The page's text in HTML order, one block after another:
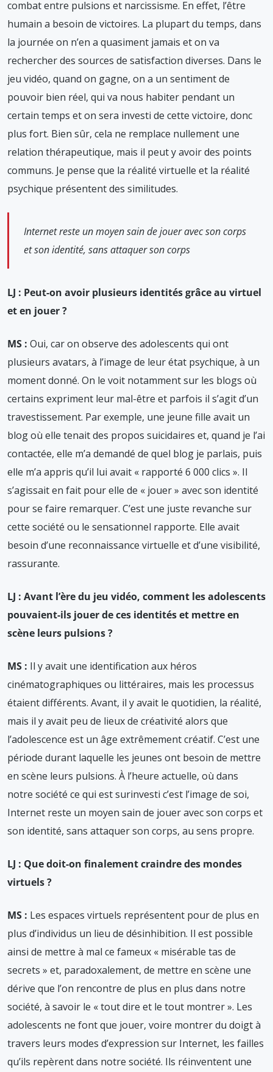
combat entre pulsions et narcissisme. En effet, l’être
humain a besoin de victoires. La plupart du temps, dans
la journée on n’en a quasiment jamais et on va
rechercher des sources de satisfaction diverses. Dans le
jeu vidéo, quand on gagne, on a un sentiment de
pouvoir bien réel, qui va nous habiter pendant un
certain temps et on sera investi de cette victoire, donc
plus fort. Bien sûr, cela ne remplace nullement une
relation thérapeutique, mais il peut y avoir des points
communs. Je pense que la réalité virtuelle et la réalité
psychique présentent des similitudes.
Internet reste un moyen sain de jouer avec son corps
et son identité, sans attaquer son corps
LJ : Peut-on avoir plusieurs identités grâce au virtuel
et en jouer ?
MS : Oui, car on observe des adolescents qui ont
plusieurs avatars, à l’image de leur état psychique, à un
moment donné. On le voit notamment sur les blogs où
certains expriment leur mal-être et parfois il s’agit d’un
travestissement. Par exemple, une jeune fille avait un
blog où elle tenait des propos suicidaires et, quand je l’ai
contactée, elle m’a demandé de quel blog je parlais, puis
elle m’a appris qu’il lui avait « rapporté 6 000 clics ». Il
s’agissait en fait pour elle de « jouer » avec son identité
pour se faire remarquer. C’est une juste revanche sur
cette société ou le sensationnel rapporte. Elle avait
besoin d’une reconnaissance virtuelle et d’une visibilité,
rassurante.
LJ : Avant l’ère du jeu vidéo, comment les adolescents
pouvaient-ils jouer de ces identités et mettre en
scène leurs pulsions ?
MS : Il y avait une identification aux héros
cinématographiques ou littéraires, mais les processus
étaient différents. Avant, il y avait le quotidien, la réalité,
mais il y avait peu de lieux de créativité alors que
l’adolescence est un âge extrêmement créatif. C’est une
période durant laquelle les jeunes ont besoin de mettre
en scène leurs pulsions. À l’heure actuelle, où dans
notre société ce qui est surinvesti c’est l’image de soi,
Internet reste un moyen sain de jouer avec son corps et
son identité, sans attaquer son corps, au sens propre.
LJ : Que doit-on finalement craindre des mondes
virtuels ?
MS : Les espaces virtuels représentent pour de plus en
plus d’individus un lieu de désinhibition. Il est possible
ainsi de mettre à mal ce fameux « misérable tas de
secrets » et, paradoxalement, de mettre en scène une
dérive que l’on rencontre de plus en plus dans notre
société, à savoir le « tout dire et le tout montrer ». Les
adolescents ne font que jouer, voire montrer du doigt à
travers leurs modes d’expression sur Internet, les failles
qu’ils repèrent dans notre société. Ils réinventent une